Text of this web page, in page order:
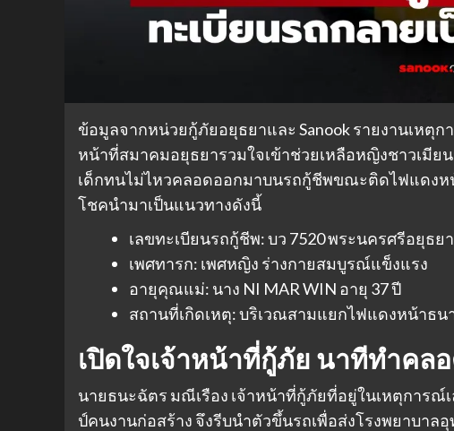
ข้อมูลจากหน่วยกู้ภัยอยุธยาและ Sanook รายงานเหตุ
หน้าที่สมาคมอยุธยารวมใจเข้าช่วยเหลือหญิงชาวเมี
เด็กทนไม่ไหวคลอดออกมาบนรถกู้ชีพขณะติดไฟแดง
โชคนำมาเป็นแนวทางดังนี้
เลขทะเบียนรถกู้ชีพ: บว 7520 พระนครศรีอยุธ
เพศทารก: เพศหญิง ร่างกายสมบูรณ์แข็งแรง
อายุคุณแม่: นาง NI MAR WIN อายุ 37 ปี
สถานที่เกิดเหตุ: บริเวณสามแยกไฟแดงหน้าธ
เปิดใจเจ้าหน้าที่กู้ภัย นาทีทำค
นายธนะฉัตร มณีเรือง เจ้าหน้าที่กู้ภัยที่อยู่ในเหตุการณ์
ป์คนงานก่อสร้าง จึงรีบนำตัวขึ้นรถเพื่อส่งโรงพยาบา